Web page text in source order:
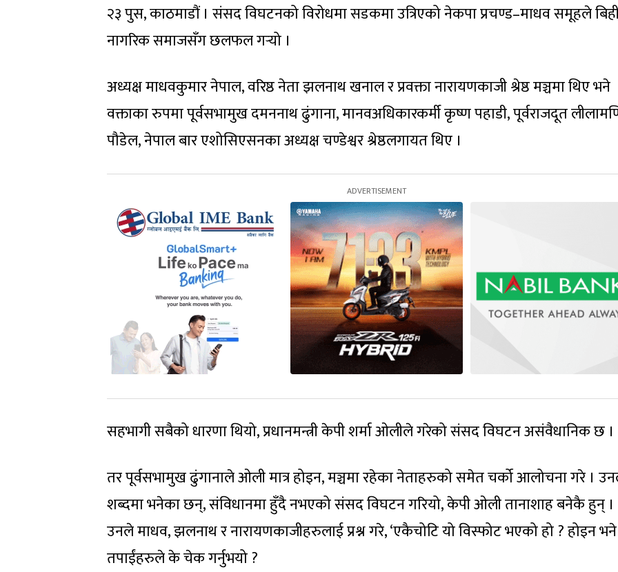
२३ पुस, काठमाडौं । संसद विघटनको विरोधमा सडकमा उत्रिएको नेकपा प्रचण्ड–माधव समूहले
नागरिक समाजसँग छलफल गर्‍यो ।
अध्यक्ष माधवकुमार नेपाल, वरिष्ठ नेता झलनाथ खनाल र प्रवक्ता नारायणकाजी श्रेष्ठ मञ्चमा थिए भने
वक्ताका रुपमा पूर्वसभामुख दमननाथ ढुंगाना, मानवअधिकारकर्मी कृष्ण पहाडी, पूर्वराजदूत
पौडेल, नेपाल बार एशोसिएसनका अध्यक्ष चण्डेश्वर श्रेष्ठलगायत थिए ।
सहभागी सबैको धारणा थियो, प्रधानमन्त्री केपी शर्मा ओलीले गरेको संसद विघटन असंवैधानिक छ ।
तर पूर्वसभामुख ढुंगानाले ओली मात्र होइन, मञ्चमा रहेका नेताहरुको समेत चर्को आलोचना गरे ।
शब्दमा भनेका छन्, संविधानमा हुँदै नभएको संसद विघटन गरियो, केपी ओली तानाशाह बनेकै हुन्
उनले माधव, झलनाथ र नारायणकाजीहरुलाई प्रश्न गरे, ‘एकैचोटि यो विस्फोट भएको हो ? होइन भने
तपाईंहरुले के चेक गर्नुभयो ?